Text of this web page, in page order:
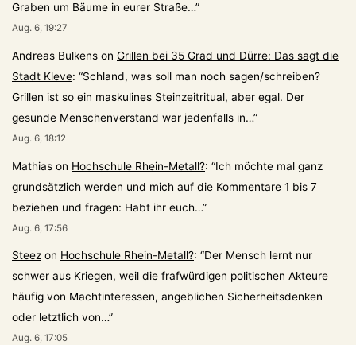
Graben um Bäume in eurer Straße…”
Aug. 6, 19:27
Andreas Bulkens on Grillen bei 35 Grad und Dürre: Das sagt die
Stadt Kleve: “Schland, was soll man noch sagen/schreiben?
Grillen ist so ein maskulines Steinzeitritual, aber egal. Der
gesunde Menschenverstand war jedenfalls in…”
Aug. 6, 18:12
Mathias on Hochschule Rhein-Metall?: “Ich möchte mal ganz
grundsätzlich werden und mich auf die Kommentare 1 bis 7
beziehen und fragen: Habt ihr euch…”
Aug. 6, 17:56
Steez on Hochschule Rhein-Metall?: “Der Mensch lernt nur
schwer aus Kriegen, weil die frafwürdigen politischen Akteure
häufig von Machtinteressen, angeblichen Sicherheitsdenken
oder letztlich von…”
Aug. 6, 17:05